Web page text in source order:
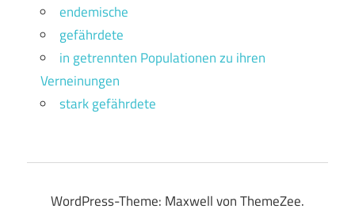
endemische
gefährdete
in getrennten Populationen zu ihren
Verneinungen
stark gefährdete
WordPress-Theme: Maxwell von ThemeZee.